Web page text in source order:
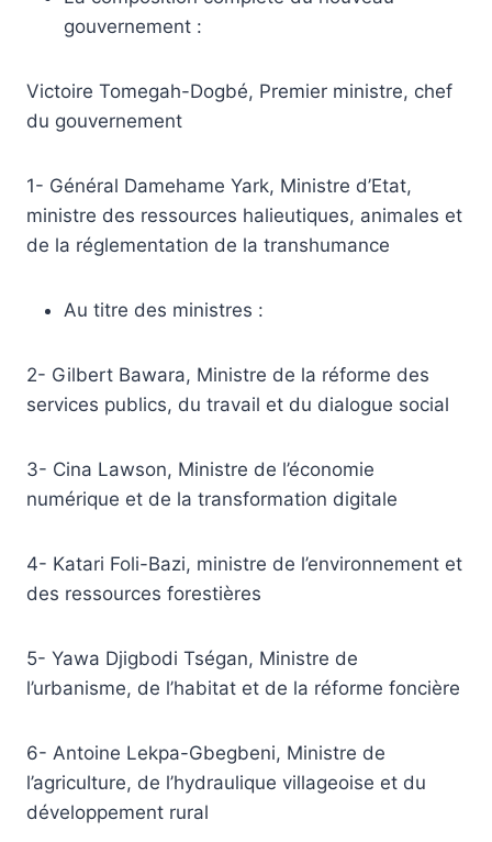
gouvernement :
Victoire Tomegah-Dogbé, Premier ministre, chef
du gouvernement
1- Général Damehame Yark, Ministre d’Etat,
ministre des ressources halieutiques, animales et
de la réglementation de la transhumance
Au titre des ministres :
2- Gilbert Bawara, Ministre de la réforme des
services publics, du travail et du dialogue social
3- Cina Lawson, Ministre de l’économie
numérique et de la transformation digitale
4- Katari Foli-Bazi, ministre de l’environnement et
des ressources forestières
5- Yawa Djigbodi Tségan, Ministre de
l’urbanisme, de l’habitat et de la réforme foncière
6- Antoine Lekpa-Gbegbeni, Ministre de
l’agriculture, de l’hydraulique villageoise et du
développement rural